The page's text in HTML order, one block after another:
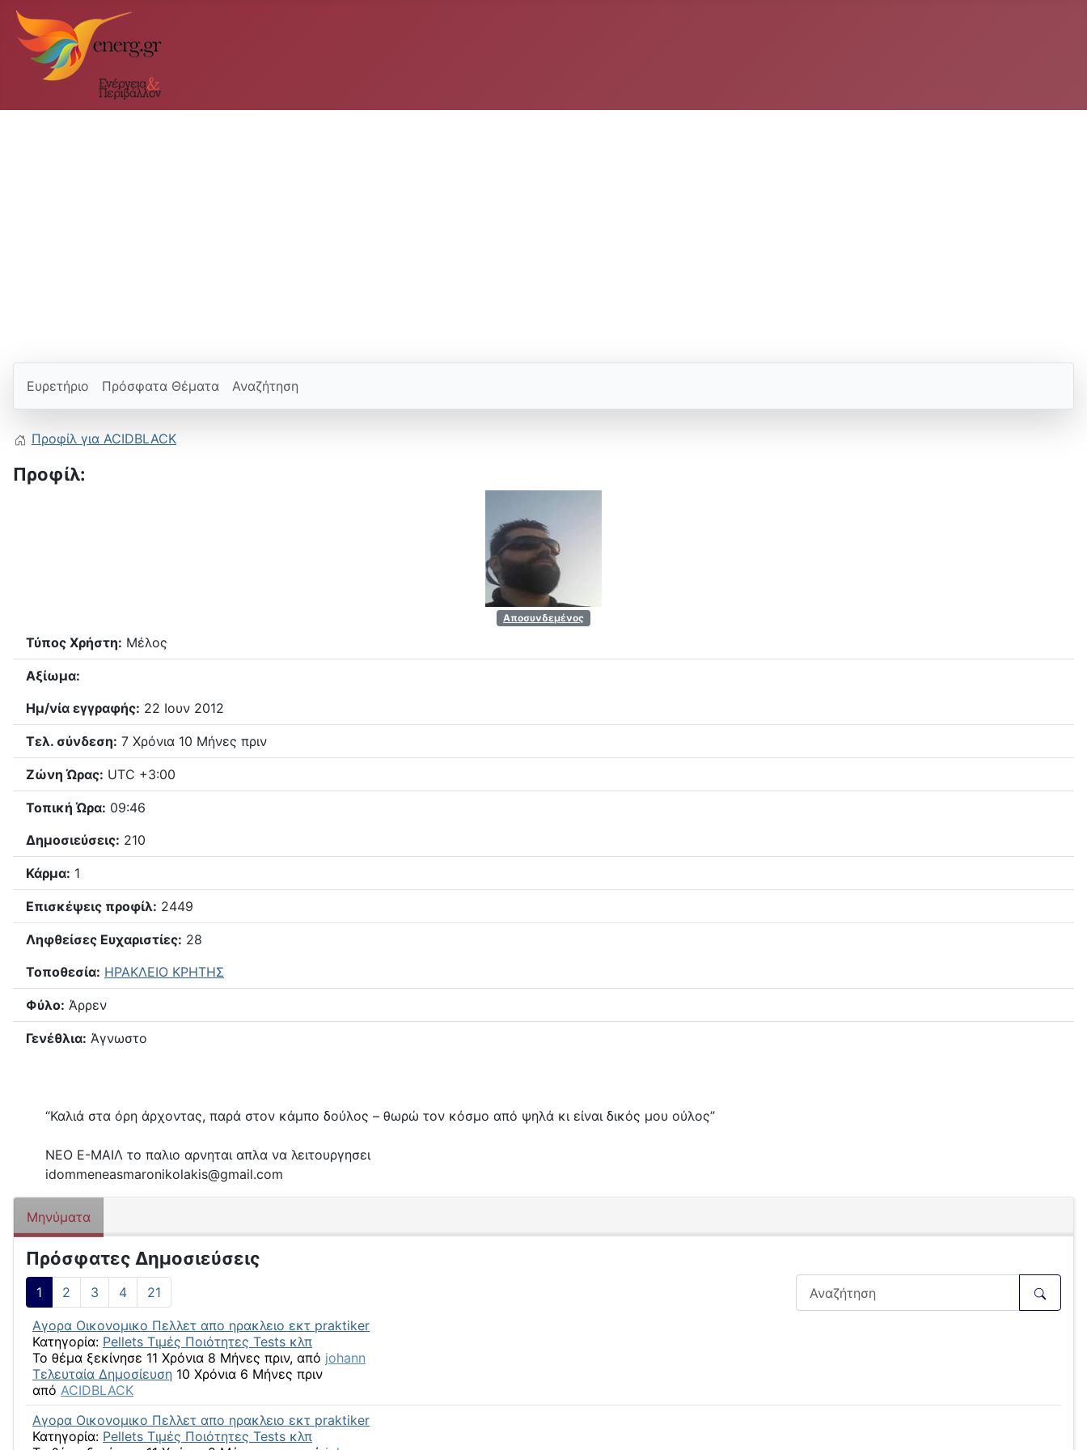
Ευρετήριο Πρόσφατα Θέματα Αναζήτηση
Προφίλ για ACIDBLACK
Προφίλ:
Αποσυνδεμένος
Τύπος Χρήστη: Μέλος
Αξίωμα:
Ημ/νία εγγραφής: 22 Ιουν 2012
Τελ. σύνδεση: 7 Χρόνια 10 Μήνες πριν
Ζώνη Ώρας: UTC +3:00
Τοπική Ώρα: 09:46
Δημοσιεύσεις: 210
Κάρμα: 1
Επισκέψεις προφίλ: 2449
Ληφθείσες Ευχαριστίες: 28
Τοποθεσία: ΗΡΑΚΛΕΙΟ ΚΡΗΤΗΣ
Φύλο: Άρρεν
Γενέθλια: Άγνωστο
“Καλιά στα όρη άρχοντας, παρά στον κάμπο δούλος – θωρώ τον κόσμο από ψηλά κι είναι δικός μου ούλος”
ΝΕΟ Ε-ΜΑΙΛ το παλιο αρνηται απλα να λειτουργησει
idommeneasmaronikolakis@gmail.com
Μηνύματα
Πρόσφατες Δημοσιεύσεις
1 2 3 4 21
Αγορα Οικονομικο Πελλετ απο ηρακλειο εκτ praktiker
Κατηγορία: Pellets Τιμές Ποιότητες Tests κλπ
Το θέμα ξεκίνησε 11 Χρόνια 8 Μήνες πριν, από johann
Τελευταία Δημοσίευση 10 Χρόνια 6 Μήνες πριν
από ACIDBLACK
Αγορα Οικονομικο Πελλετ απο ηρακλειο εκτ praktiker
Κατηγορία: Pellets Τιμές Ποιότητες Tests κλπ